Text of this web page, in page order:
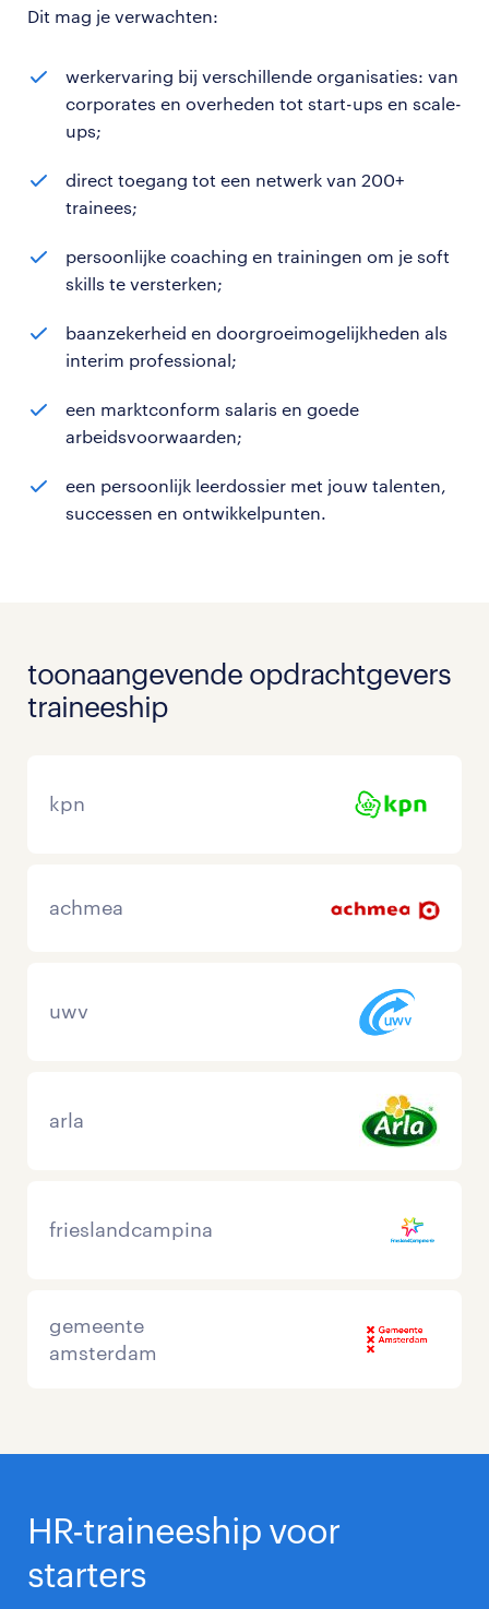
Dit mag je verwachten:
werkervaring bij verschillende organisaties: van
corporates en overheden tot start-ups en scale-
ups;
direct toegang tot een netwerk van 200+
trainees;
persoonlijke coaching en trainingen om je soft
skills te versterken;
baanzekerheid en doorgroeimogelijkheden als
interim professional;
een marktconform salaris en goede
arbeidsvoorwaarden;
een persoonlijk leerdossier met jouw talenten,
successen en ontwikkelpunten.
toonaangevende opdrachtgevers
traineeship
kpn
achmea
uwv
arla
frieslandcampina
gemeente
amsterdam
HR-traineeship voor
starters